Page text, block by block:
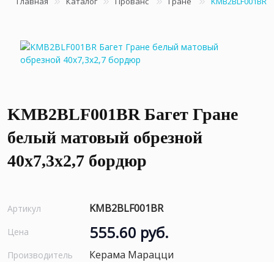
KMB2BLF001BR Багет Гране
белый матовый обрезной
40x7,3x2,7 бордюр
Артикул KMB2BLF001BR
Цена 555.60 руб.
Производитель Керама Марацци